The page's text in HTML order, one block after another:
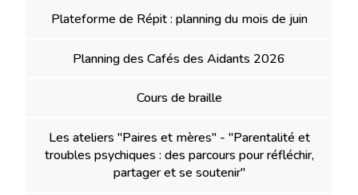
Plateforme de Répit : planning du mois de juin
Planning des Cafés des Aidants 2026
Cours de braille
Les ateliers "Paires et mères" - "Parentalité et
troubles psychiques : des parcours pour réfléchir,
partager et se soutenir"